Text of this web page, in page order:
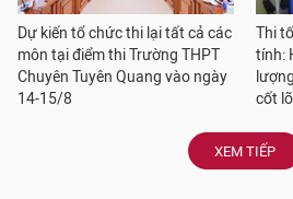
Dự kiến tổ chức thi lại tất cả các
môn tại điểm thi Trường THPT
Chuyên Tuyên Quang vào ngày
14-15/8
Thi
tính:
cốt
XEM TIẾP